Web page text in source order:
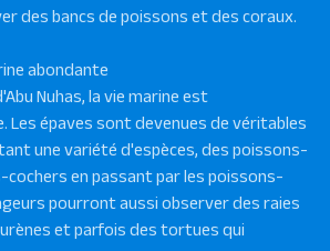
des bancs de poissons et des coraux.
abondante
Nuhas, la vie marine est
Les épaves sont devenues de véritables
une variété d'espèces, des poissons-
cochers en passant par les poissons-
pourront aussi observer des raies
et parfois des tortues qui